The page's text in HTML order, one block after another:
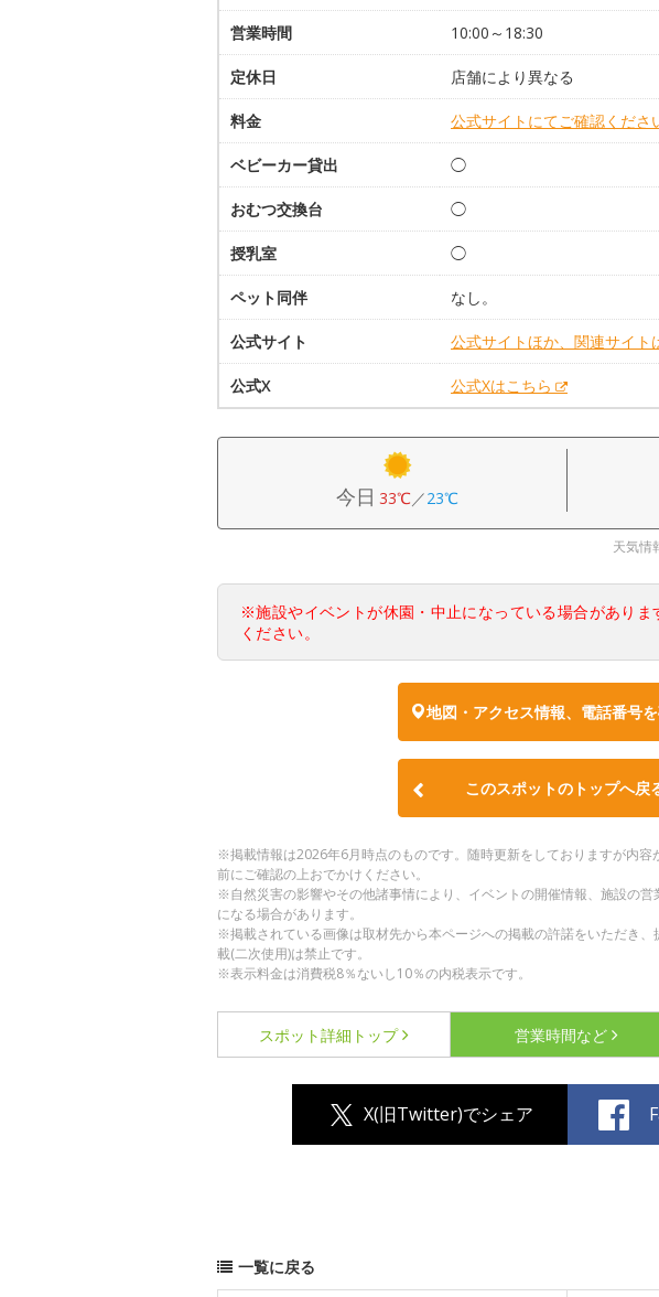
営業時間 10:00～18:30
定休日 店舗により異なる
料金 公式サイトにてご確認くださ
ベビーカー貸出 ◯
おむつ交換台 ◯
授乳室 ◯
ペット同伴 なし。
公式サイト 公式サイトほか、関連サイト
公式X 公式Xはこちら
今日 33℃／23℃
天気情
※施設やイベントが休園・中止になっている場合があり
ください。
地図・アクセス情報、電話番号
このスポットのトップへ戻
※掲載情報は2026年6月時点のものです。随時更新をしておりますが内
前にご確認の上おでかけください。
※自然災害の影響やその他諸事情により、イベントの開催情報、施設の
になる場合があります。
※掲載されている画像は取材先から本ページへの掲載の許諾をいただき
載(二次使用)は禁止です。
※表示料金は消費税8％ないし10％の内税表示です。
スポット詳細 トップ 営業時間など
X(旧Twitter)でシェア
一覧に戻る